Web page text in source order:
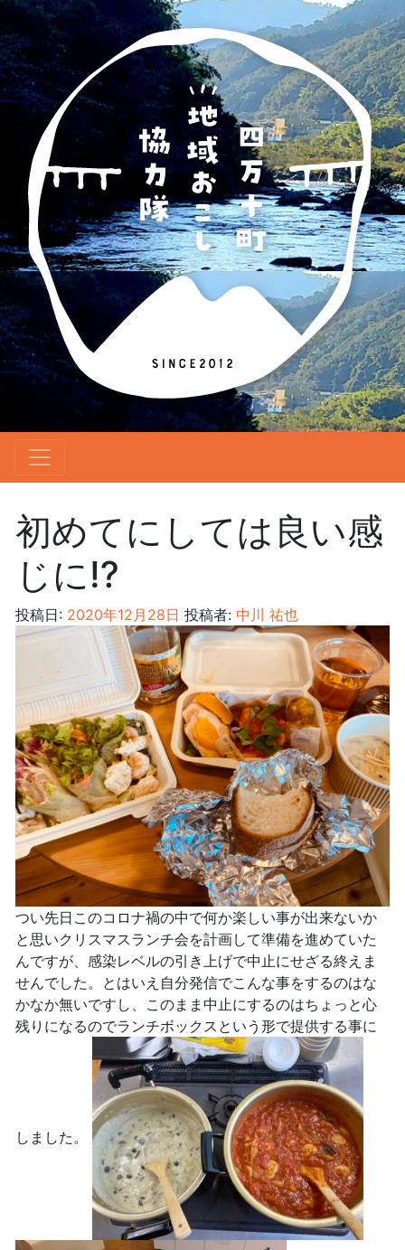
初めてにしては良い感
じに⁉︎
投稿日: 2020年12月28日 投稿者: 中川 祐也
つい先日このコロナ禍の中で何か楽しい事が出来ないか
と思いクリスマスランチ会を計画して準備を進めていた
んですが、感染レベルの引き上げで中止にせざる終えま
せんでした。とはいえ自分発信でこんな事をするのはな
かなか無いですし、このまま中止にするのはちょっと心
残りになるのでランチボックスという形で提供する事に
しました。